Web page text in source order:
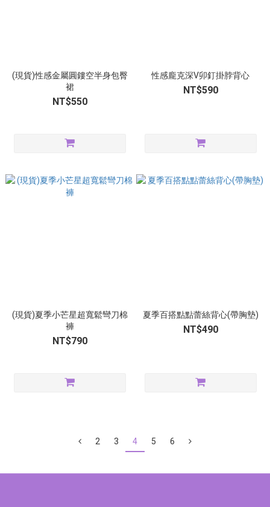
(現貨)性感金屬圓鏤空半身包臀
裙
NT$550
性感龐克深V卯釘掛脖背心
NT$590
(現貨)夏季小芒星超寬鬆彎刀棉
褲
NT$790
夏季百搭點點蕾絲背心(帶胸墊)
NT$490
2 3 4 5 6